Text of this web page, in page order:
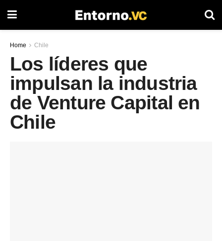
Home Chile
Los líderes que
impulsan la industria
de Venture Capital en
Chile